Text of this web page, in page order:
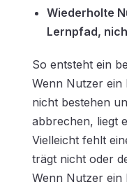
Wiederholte
Lernpfad,
So entsteht ein
Wenn Nutzer
nicht bestehen
abbrechen, liegt
Vielleicht fehlt
trägt nicht oder
Wenn Nutzer